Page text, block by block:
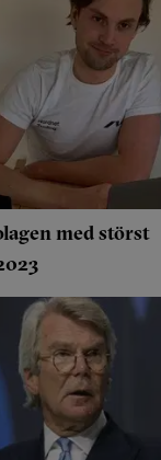
med störst